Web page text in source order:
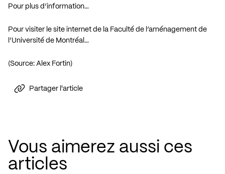
Pour plus d’information…
Pour visiter le site internet de la Faculté de l’aménagement de
l’Université de Montréal…
(Source: Alex Fortin)
Partager l'article
Vous aimerez aussi ces
articles